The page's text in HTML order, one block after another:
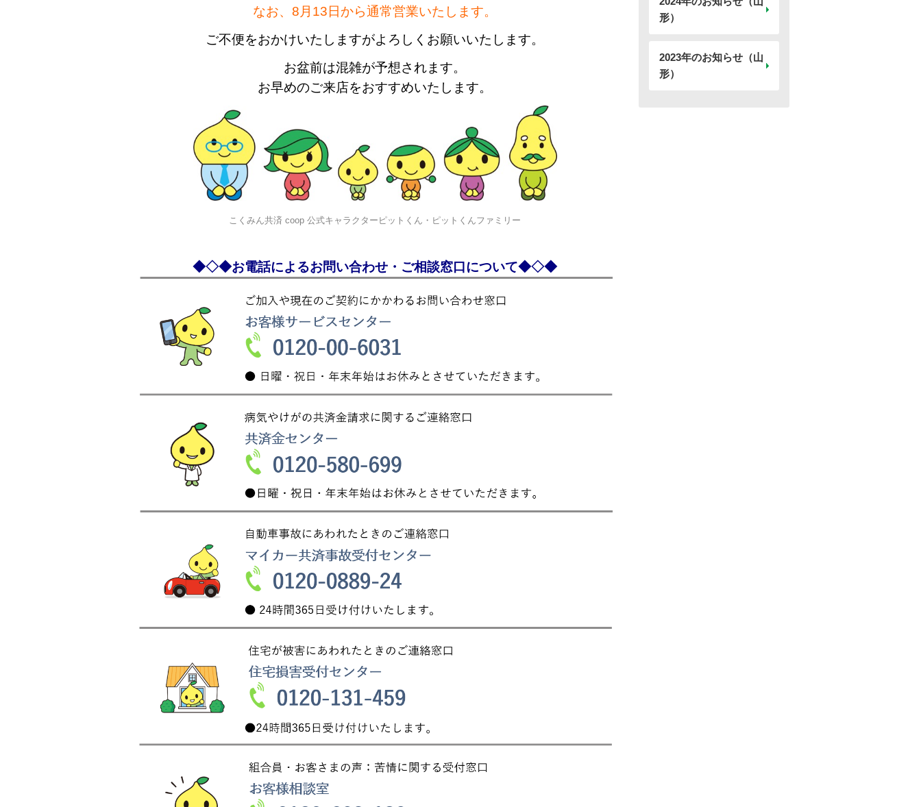
形）
2023年のお知らせ（山
形）
なお、8月13日から通常営業いたします。
ご不便をおかけいたしますがよろしくお願いいたします。
お盆前は混雑が予想されます。
お早めのご来店をおすすめいたします。
こくみん共済 coop 公式キャラクターピットくん・ピットくんファミリー
◆◇◆お電話によるお問い合わせ・ご相談窓口について◆◇◆